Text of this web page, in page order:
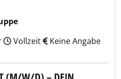
Vollzeit Keine Angabe